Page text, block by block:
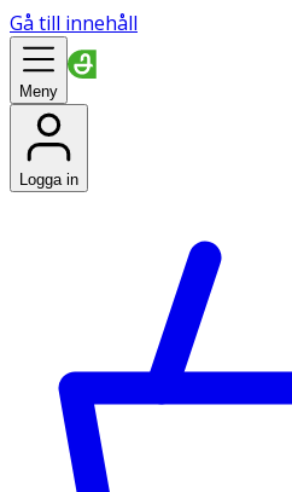
Gå till innehåll
Meny
Logga in